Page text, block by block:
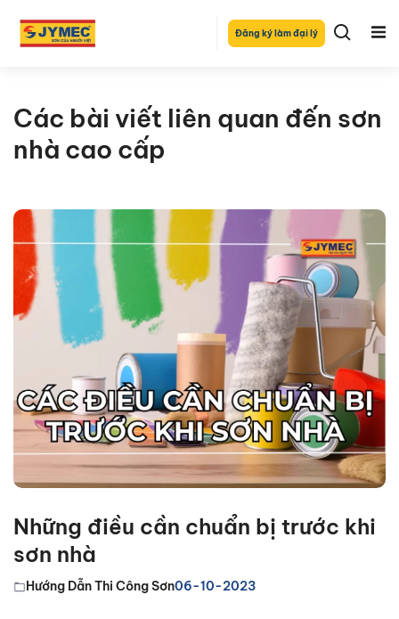
Đăng ký làm đại lý
Các bài viết liên quan đến sơn
nhà cao cấp
Những điều cần chuẩn bị trước khi
sơn nhà
Hướng Dẫn Thi Công Sơn06-10-2023